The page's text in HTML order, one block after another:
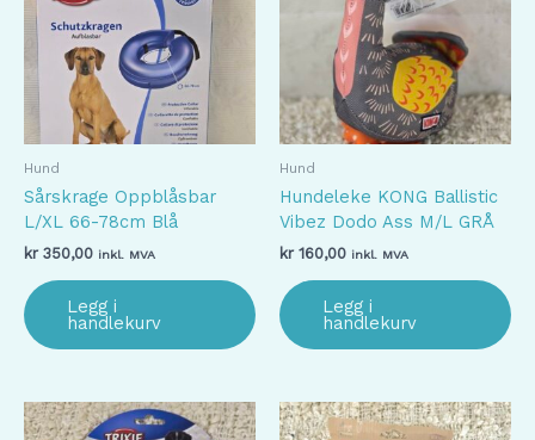
Hund
Sårskrage Oppblåsbar
L/XL 66-78cm Blå
kr 350,00 inkl. MVA
Legg i
handlekurv
Hund
Hundeleke KONG Ballistic
Vibez Dodo Ass M/L GRÅ
kr 160,00 inkl. MVA
Legg i
handlekurv